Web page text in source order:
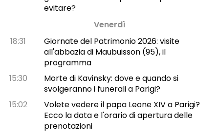
evitare?
Venerdì
18:31
Giornate del Patrimonio 2026: visite
all'abbazia di Maubuisson (95), il
programma
15:30
Morte di Kavinsky: dove e quando si
svolgeranno i funerali a Parigi?
15:02
Volete vedere il papa Leone XIV a Parigi?
Ecco la data e l'orario di apertura delle
prenotazioni